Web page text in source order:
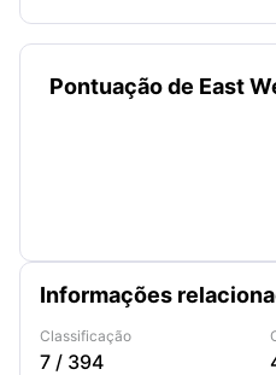
Pontuação de East
Informações
Classificação
7 / 394